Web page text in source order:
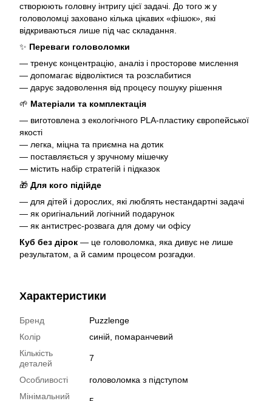
створюють головну інтригу цієї задачі. До того ж у
головоломці заховано кілька цікавих «фішок», які
відкриваються лише під час складання.
✨ Переваги головоломки
— тренує концентрацію, аналіз і просторове мислення
— допомагає відволіктися та розслабитися
— дарує задоволення від процесу пошуку рішення
🌱 Матеріали та комплектація
— виготовлена з екологічного PLA-пластику європейської
якості
— легка, міцна та приємна на дотик
— поставляється у зручному мішечку
— містить набір стратегій і підказок
🎁 Для кого підійде
— для дітей і дорослих, які люблять нестандартні задачі
— як оригінальний логічний подарунок
— як антистрес-розвага для дому чи офісу
Куб без дірок — це головоломка, яка дивує не лише
результатом, а й самим процесом розгадки.
Характеристики
Бренд
Puzzlenge
Колір
синій, помаранчевий
Кількість
деталей
7
Особливості
головоломка з підступом
Мінімальний